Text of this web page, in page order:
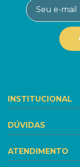
INSTITUCIONAL
DÚVIDAS
ATENDIMENTO